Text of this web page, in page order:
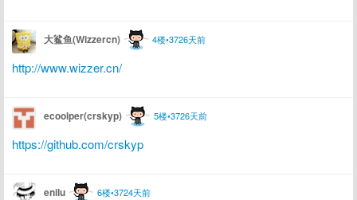
大鲨鱼(Wizzercn) 4楼•3726天前
http://www.wizzer.cn/
ecoolper(crskyp) 5楼•3726天前
https://github.com/crskyp
enilu 6楼•3724天前